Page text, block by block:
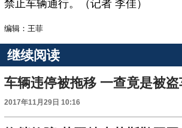
禁止车辆通行。（记者 李佳）
编辑：王菲
继续阅读
车辆违停被拖移 一查竟是被盗
2017年11月29日 10:16